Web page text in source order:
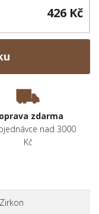
426 Kč
zdarma
nad 3000
Kč
Zirkon